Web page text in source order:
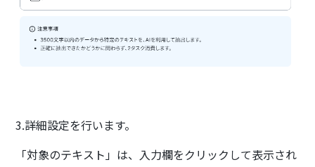
3.詳細設定を行います。
「対象のテキスト」は、入力欄をクリックして表示され